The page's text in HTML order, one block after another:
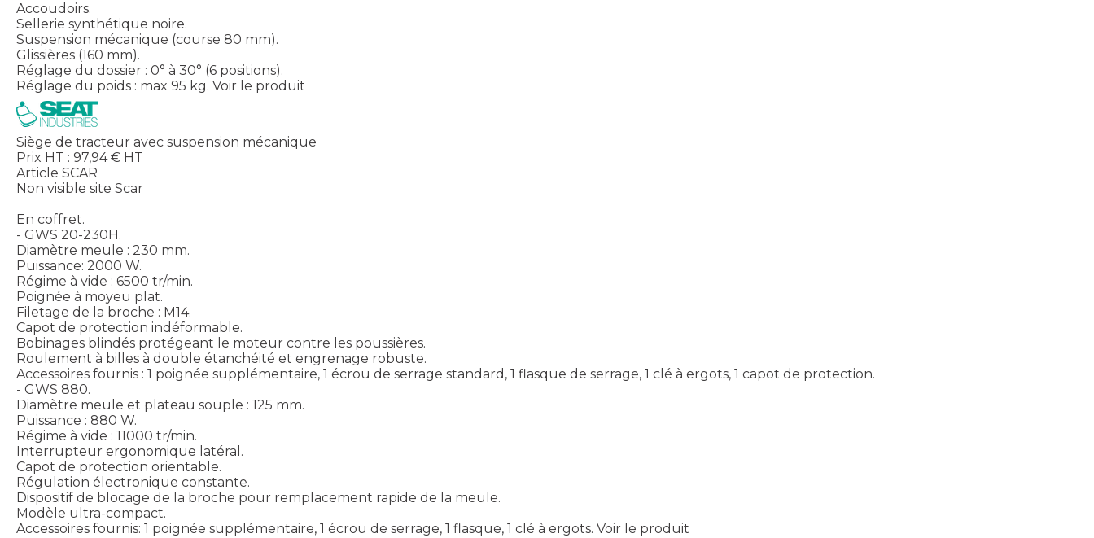
Accoudoirs.
Sellerie synthétique noire.
Suspension mécanique (course 80 mm).
Glissières (160 mm).
Réglage du dossier : 0° à 30° (6 positions).
Réglage du poids : max 95 kg. Voir le produit
Siège de tracteur avec suspension mécanique
Prix HT : 97,94€ HT
Article SCAR
Non visible site Scar
En coffret.
- GWS 20-230H.
Diamètre meule : 230 mm.
Puissance: 2000 W.
Régime à vide : 6500 tr/min.
Poignée à moyeu plat.
Filetage de la broche : M14.
Capot de protection indéformable.
Bobinages blindés protégeant le moteur contre les poussières.
Roulement à billes à double étanchéité et engrenage robuste.
Accessoires fournis : 1 poignée supplémentaire, 1 écrou de serrage standard, 1 flasque de serrage, 1 clé à ergots, 1 capot de protection.
- GWS 880.
Diamètre meule et plateau souple : 125 mm.
Puissance : 880 W.
Régime à vide : 11000 tr/min.
Interrupteur ergonomique latéral.
Capot de protection orientable.
Régulation électronique constante.
Dispositif de blocage de la broche pour remplacement rapide de la meule.
Modèle ultra-compact.
Accessoires fournis: 1 poignée supplémentaire, 1 écrou de serrage, 1 flasque, 1 clé à ergots. Voir le produit